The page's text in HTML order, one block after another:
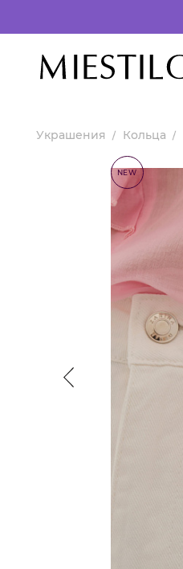
Украшения Кольца
NEW